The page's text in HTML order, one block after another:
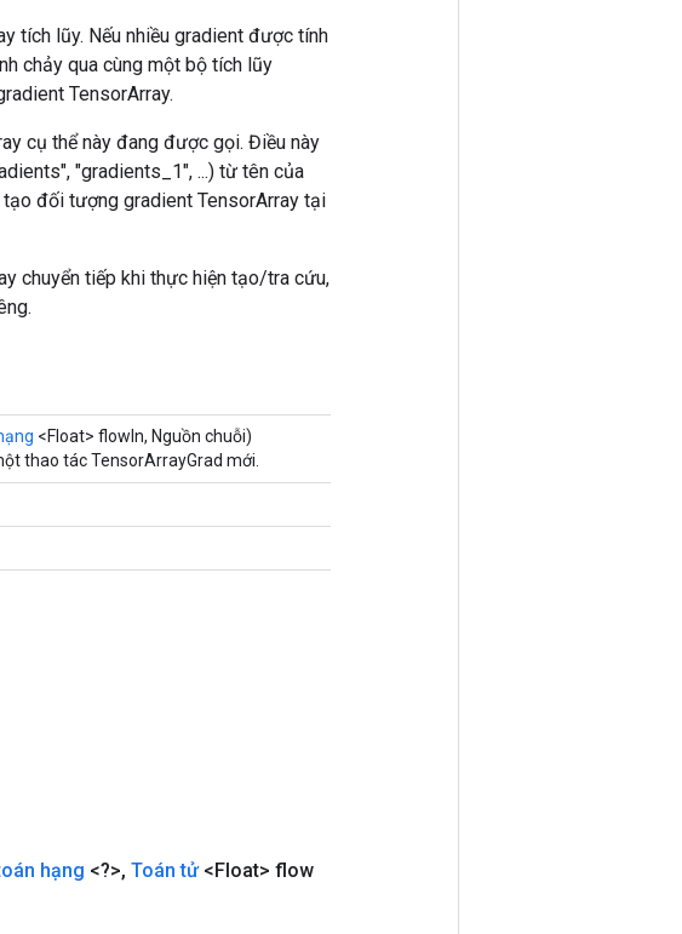
tích lũy. Nếu nhiều gradient được tính
chảy qua cùng một bộ tích lũy
TensorArray.
cụ thể này đang được gọi. Điều này
"gradients_1", ...) từ tên của
đối tượng gradient TensorArray tại
chuyển tiếp khi thực hiện tạo/tra cứu,
<Float> flowIn, Nguồn chuỗi)
thao tác TensorArrayGrad mới.
hạng <?>, Toán tử<Float> flow